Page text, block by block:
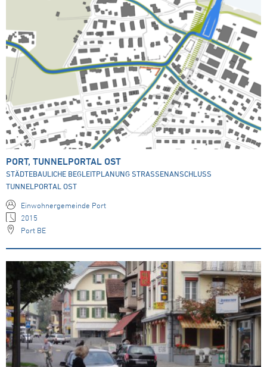
PORT, TUNNELPORTAL OST
STÄDTEBAULICHE BEGLEITPLANUNG STRASSENANSCHLUSS
TUNNELPORTAL OST
Einwohnergemeinde Port
2015
Port BE